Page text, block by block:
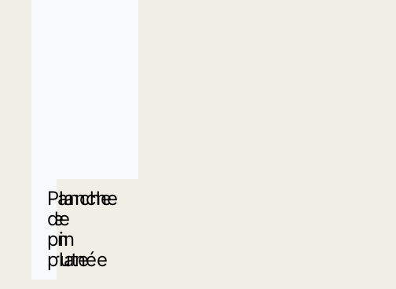
Planche
de
pin
brute
Planche
de
pin
planée